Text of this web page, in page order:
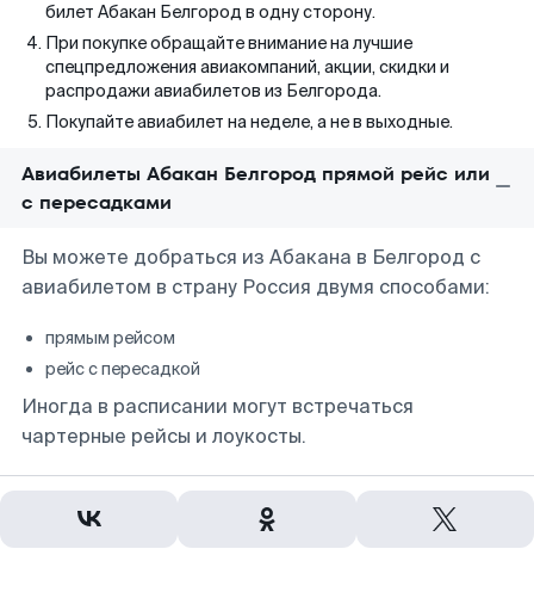
билет Абакан Белгород в одну сторону.
При покупке обращайте внимание на лучшие
спецпредложения авиакомпаний, акции, скидки и
распродажи авиабилетов из Белгорода.
Покупайте авиабилет на неделе, а не в выходные.
Авиабилеты Абакан Белгород прямой рейс или
с пересадками
Вы можете добраться из Абакана в Белгород с
авиабилетом в страну Россия двумя способами:
прямым рейсом
рейс с пересадкой
Иногда в расписании могут встречаться
чартерные рейсы и лоукосты.